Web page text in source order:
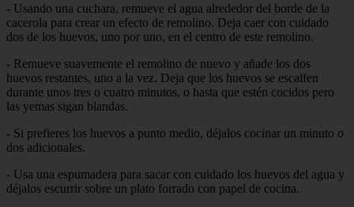
- Usando una cuchara, remueve el agua alrededor del borde de la
cacerola para crear un efecto de remolino. Deja caer con cuidado
dos de los huevos, uno por uno, en el centro de este remolino.
- Remueve suavemente el remolino de nuevo y añade los dos
huevos restantes, uno a la vez. Deja que los huevos se escalfen
durante unos tres o cuatro minutos, o hasta que estén cocidos pero
las yemas sigan blandas.
- Si prefieres los huevos a punto medio, déjalos cocinar un minuto o
dos adicionales.
- Usa una espumadera para sacar con cuidado los huevos del agua y
déjalos escurrir sobre un plato forrado con papel de cocina.